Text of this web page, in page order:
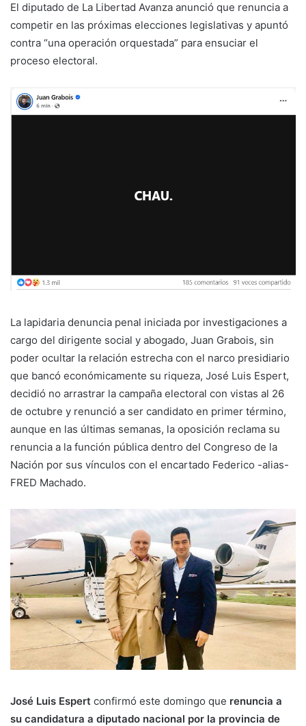
El diputado de La Libertad Avanza anunció que renuncia a
competir en las próximas elecciones legislativas y apuntó
contra “una operación orquestada” para ensuciar el
proceso electoral.
La lapidaria denuncia penal iniciada por investigaciones a
cargo del dirigente social y abogado, Juan Grabois, sin
poder ocultar la relación estrecha con el narco presidiario
que bancó económicamente su riqueza, José Luis Espert,
decidió no arrastrar la campaña electoral con vistas al 26
de octubre y renunció a ser candidato en primer término,
aunque en las últimas semanas, la oposición reclama su
renuncia a la función pública dentro del Congreso de la
Nación por sus vínculos con el encartado Federico -alias-
FRED Machado.
José Luis Espert confirmó este domingo que renuncia a
su candidatura a diputado nacional por la provincia de